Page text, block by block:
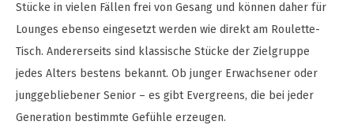
Stücke in vielen Fällen frei von Gesang und können daher für
Lounges ebenso eingesetzt werden wie direkt am Roulette-
Tisch. Andererseits sind klassische Stücke der Zielgruppe
jedes Alters bestens bekannt. Ob junger Erwachsener oder
junggebliebener Senior – es gibt Evergreens, die bei jeder
Generation bestimmte Gefühle erzeugen.